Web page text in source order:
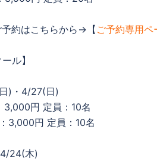
約はこちらから→【ご予約専用ペ
ル】
)・4/27(日)
3,000円 定員：10名
3,000円 定員：10名
4/24(木)